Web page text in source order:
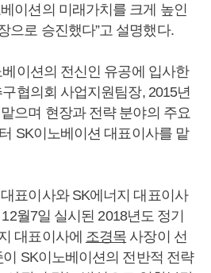
이션의 미래가치를 크게 높인
으로 승진했다”고 설명했다.
이션의 전신인 유공에 입사한
협의회 사업지원팀장, 2015년
으며 현장과 전략 분야의 주요
SK이노베이션 대표이사를 맡
표이사와 SK에너지 대표이사
월7일 실시된 2018년도 정기
대표이사에 조경목 사장이 선
이 SK이노베이션의 전반적 전략